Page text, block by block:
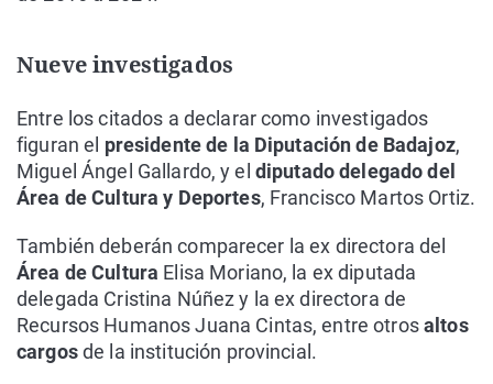
Nueve investigados
Entre los citados a declarar como investigados
figuran el presidente de la Diputación de Badajoz,
Miguel Ángel Gallardo, y el diputado delegado del
Área de Cultura y Deportes, Francisco Martos Ortiz.
También deberán comparecer la ex directora del
Área de Cultura Elisa Moriano, la ex diputada
delegada Cristina Núñez y la ex directora de
Recursos Humanos Juana Cintas, entre otrosaltos
cargosde la institución provincial.